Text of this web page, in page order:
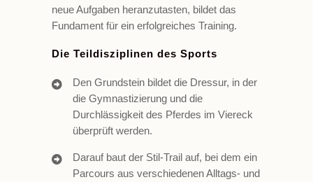
neue Aufgaben heranzutasten, bildet das
Fundament für ein erfolgreiches Training.
Die Teildisziplinen des Sports
Den Grundstein bildet die Dressur, in der
die Gymnastizierung und die
Durchlässigkeit des Pferdes im Viereck
überprüft werden.
Darauf baut der Stil-Trail auf, bei dem ein
Parcours aus verschiedenen Alltags- und